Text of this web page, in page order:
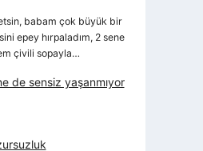
babam çok büyük bir
epey hırpaladım, 2 sene
çivili sopayla…
de sensiz yaşanmıyor